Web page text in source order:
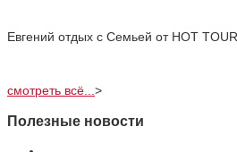
Евгений отдых с Cемьей от HOT TOUR
смотреть всё...>
Полезные новости